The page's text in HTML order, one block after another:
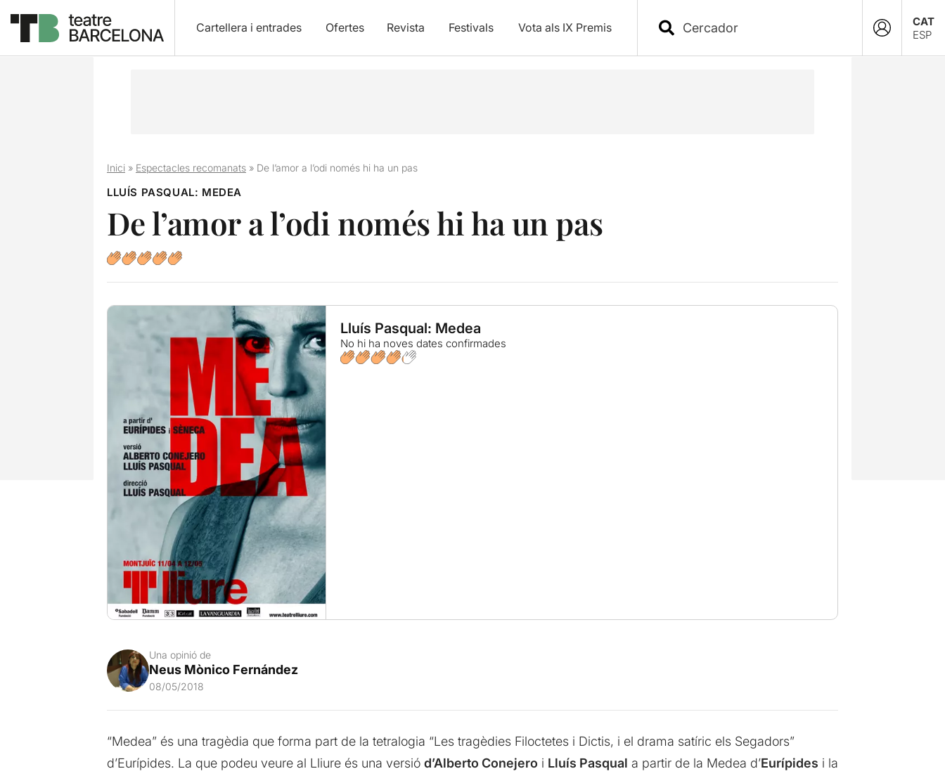
Cartellera i entrades Ofertes Revista Festivals Vota als IX Premis
CAT
ESP
Inici» Espectacles recomanats» De l’amor a l’odi només hi ha un pas
LLUÍS PASQUAL: MEDEA
De l’amor a l’odi només hi ha un pas
Lluís Pasqual: Medea
No hi ha noves dates confirmades
Una opinió de
Neus Mònico Fernández
08/05/2018
“Medea” és una tragèdia que forma part de la tetralogia “Les tragèdies Filoctetes i Dictis, i el drama satíric els Segadors”
d’Eurípides. La que podeu veure al Lliure és una versió d’Alberto Conejero i Lluís Pasqual a partir de la Medea d’Eurípides i la